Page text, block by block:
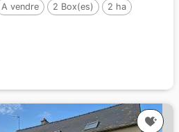
A vendre 2 Box(es) 2 ha